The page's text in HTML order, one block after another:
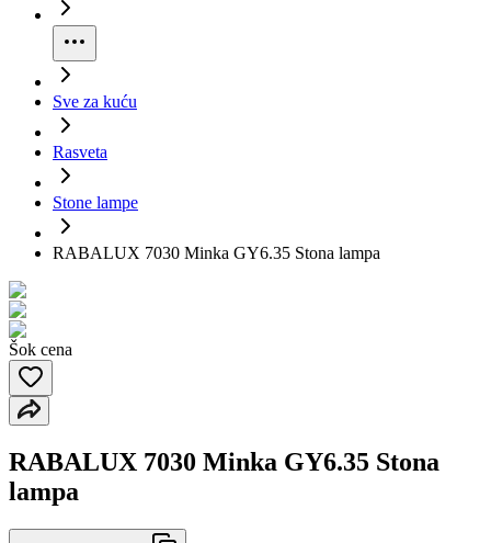
Sve za kuću
Rasveta
Stone lampe
RABALUX 7030 Minka GY6.35 Stona lampa
Šok cena
RABALUX 7030 Minka GY6.35 Stona
lampa